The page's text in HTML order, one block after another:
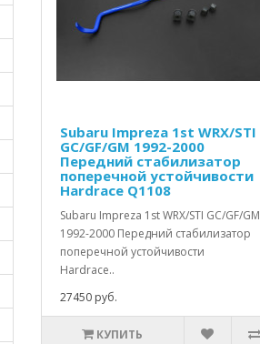
Subaru Impreza 1st WRX/STI
GC/GF/GM 1992-2000
Передний стабилизатор
поперечной устойчивости
Hardrace Q1108
Subaru Impreza 1st WRX/STI GC/GF/GM
1992-2000 Передний стабилизатор
поперечной устойчивости
Hardrace..
27450 руб.
КУПИТЬ